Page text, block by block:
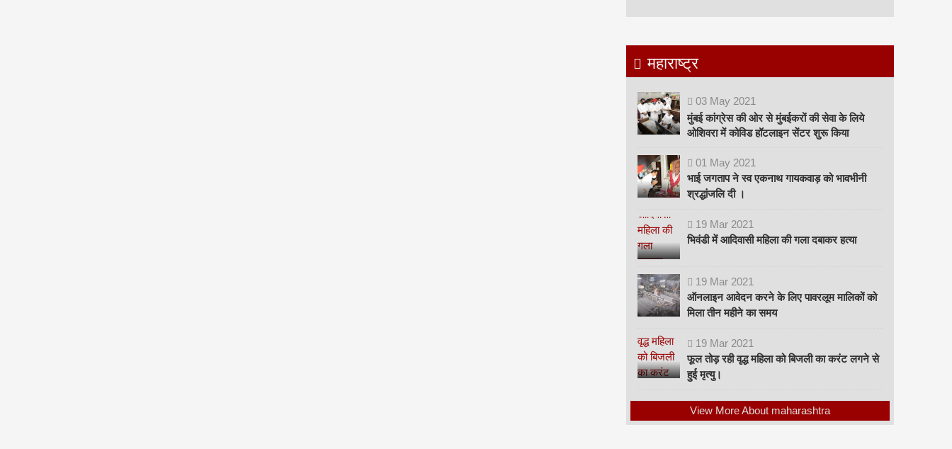
महाराष्ट्र
03 May 2021
मुंबई कांग्रेस की ओर से मुंबईकरों की सेवा के लिये
ओशिवरा में कोविड हॉटलाइन सेंटर शुरू किया
01 May 2021
भाई जगताप ने स्व एकनाथ गायकवाड़ को भावभीनी
श्रद्धांजलि दी ।
19 Mar 2021
भिवंडी में आदिवासी महिला की गला दबाकर हत्या
19 Mar 2021
ऑनलाइन आवेदन करने के लिए पावरलूम मालिकों को
मिला तीन महीने का समय
19 Mar 2021
फूल तोड़ रही वृद्ध महिला को बिजली का करंट लगने से
हुई मृत्यु।
View More About maharashtra